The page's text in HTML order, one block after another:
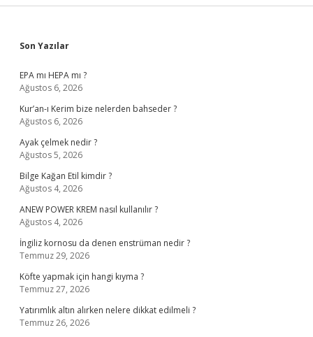
Sidebar
Son Yazılar
EPA mı HEPA mı ?
Ağustos 6, 2026
Kur’an-ı Kerim bize nelerden bahseder ?
Ağustos 6, 2026
Ayak çelmek nedir ?
Ağustos 5, 2026
Bilge Kağan Etil kimdir ?
Ağustos 4, 2026
ANEW POWER KREM nasıl kullanılır ?
Ağustos 4, 2026
İngiliz kornosu da denen enstrüman nedir ?
Temmuz 29, 2026
Köfte yapmak için hangi kıyma ?
Temmuz 27, 2026
Yatırımlık altın alırken nelere dikkat edilmeli ?
Temmuz 26, 2026